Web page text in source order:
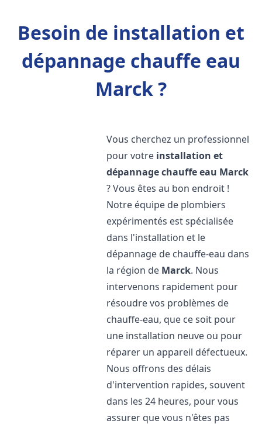
Besoin de installation et
dépannage chauffe eau
Marck ?
Vous cherchez un professionnel
pour votre installation et
dépannage chauffe eau Marck
? Vous êtes au bon endroit !
Notre équipe de plombiers
expérimentés est spécialisée
dans l'installation et le
dépannage de chauffe-eau dans
la région de Marck. Nous
intervenons rapidement pour
résoudre vos problèmes de
chauffe-eau, que ce soit pour
une installation neuve ou pour
réparer un appareil défectueux.
Nous offrons des délais
d'intervention rapides, souvent
dans les 24 heures, pour vous
assurer que vous n'êtes pas